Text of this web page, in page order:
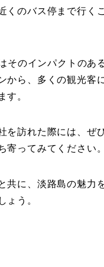
くのバス停まで行く
そのインパクトのあ
から、多くの観光客
す。
を訪れた際には、ぜ
寄ってみてください。
共に、淡路島の魅力
ょう。